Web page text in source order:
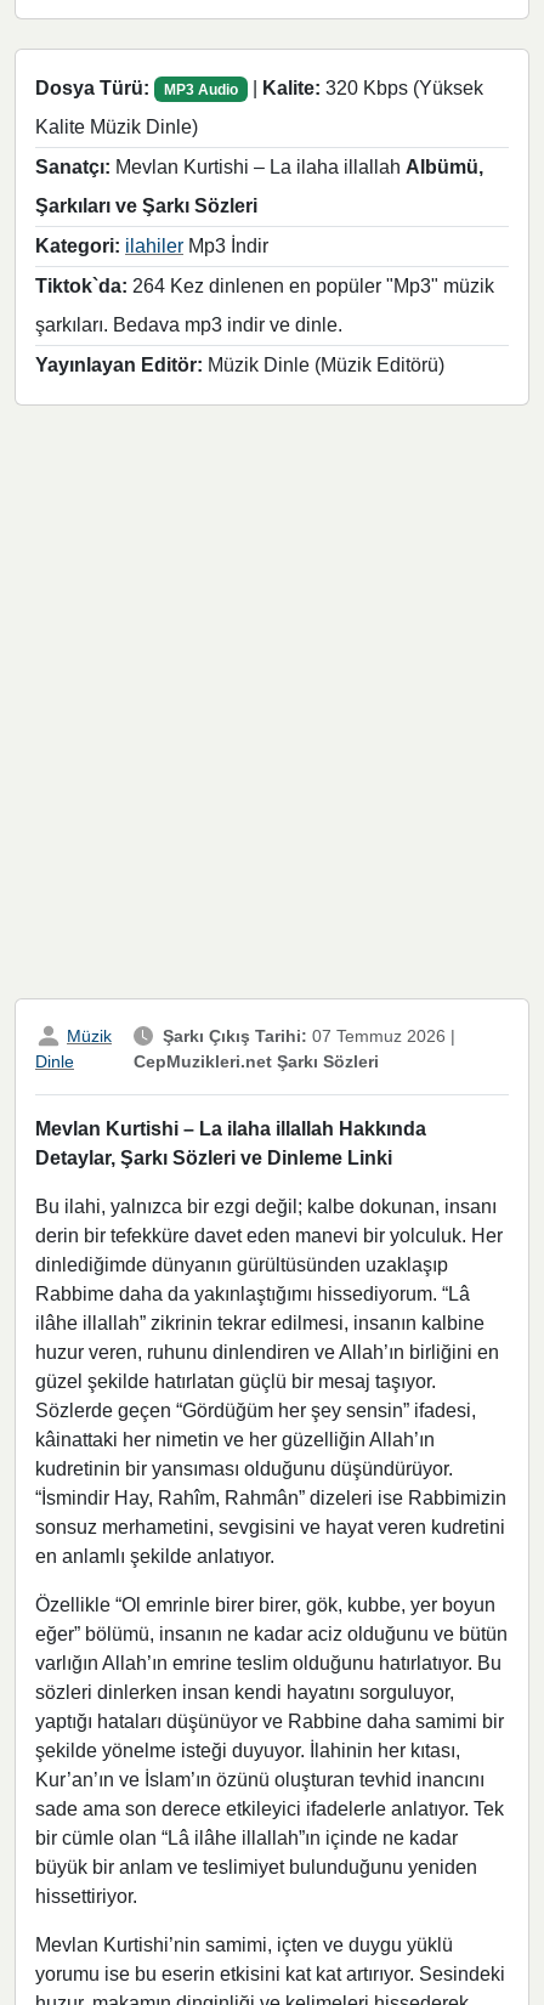
Dosya Türü: MP3 Audio | Kalite: 320 Kbps (Yüksek
Kalite Müzik Dinle)
Sanatçı: Mevlan Kurtishi – La ilaha illallah Albümü,
Şarkıları ve Şarkı Sözleri
Kategori: ilahiler Mp3 İndir
Tiktok`da: 264 Kez dinlenen en popüler "Mp3" müzik
şarkıları. Bedava mp3 indir ve dinle.
Yayınlayan Editör: Müzik Dinle (Müzik Editörü)
Müzik
Dinle
Şarkı Çıkış Tarihi: 07 Temmuz 2026 |
CepMuzikleri.net Şarkı Sözleri
Mevlan Kurtishi – La ilaha illallah Hakkında
Detaylar, Şarkı Sözleri ve Dinleme Linki
Bu ilahi, yalnızca bir ezgi değil; kalbe dokunan, insanı
derin bir tefekküre davet eden manevi bir yolculuk. Her
dinlediğimde dünyanın gürültüsünden uzaklaşıp
Rabbime daha da yakınlaştığımı hissediyorum. “Lâ
ilâhe illallah” zikrinin tekrar edilmesi, insanın kalbine
huzur veren, ruhunu dinlendiren ve Allah’ın birliğini en
güzel şekilde hatırlatan güçlü bir mesaj taşıyor.
Sözlerde geçen “Gördüğüm her şey sensin” ifadesi,
kâinattaki her nimetin ve her güzelliğin Allah’ın
kudretinin bir yansıması olduğunu düşündürüyor.
“İsmindir Hay, Rahîm, Rahmân” dizeleri ise Rabbimizin
sonsuz merhametini, sevgisini ve hayat veren kudretini
en anlamlı şekilde anlatıyor.
Özellikle “Ol emrinle birer birer, gök, kubbe, yer boyun
eğer” bölümü, insanın ne kadar aciz olduğunu ve bütün
varlığın Allah’ın emrine teslim olduğunu hatırlatıyor. Bu
sözleri dinlerken insan kendi hayatını sorguluyor,
yaptığı hataları düşünüyor ve Rabbine daha samimi bir
şekilde yönelme isteği duyuyor. İlahinin her kıtası,
Kur’an’ın ve İslam’ın özünü oluşturan tevhid inancını
sade ama son derece etkileyici ifadelerle anlatıyor. Tek
bir cümle olan “Lâ ilâhe illallah”ın içinde ne kadar
büyük bir anlam ve teslimiyet bulunduğunu yeniden
hissettiriyor.
Mevlan Kurtishi’nin samimi, içten ve duygu yüklü
yorumu ise bu eserin etkisini kat kat artırıyor. Sesindeki